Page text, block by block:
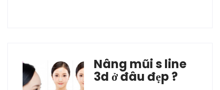
Nâng mũi s line
3d ở đâu đẹp ?